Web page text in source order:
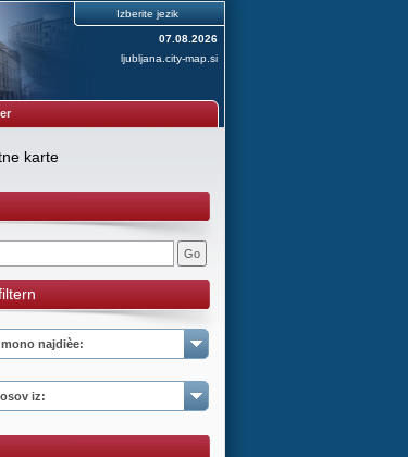
Izberite jezik
07.08.2026
ljubljana.city-map.si
karte
najdièe:
iz: